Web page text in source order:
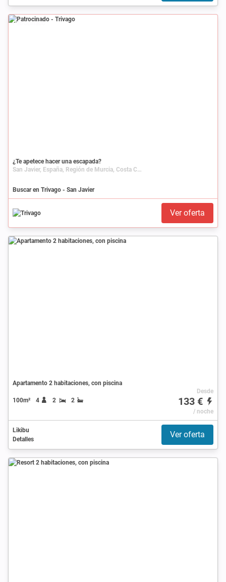
Patrocinado
¿Te apetece hacer una escapada?
San Javier, España, Región de Murcia, Costa Cálida
Buscar en Trivago - San Javier
Ver oferta
Apartamento 2 habitaciones, con piscina
100m² 4 2 2
Desde
133 €
/ noche
Likibu
Detalles
Ver oferta